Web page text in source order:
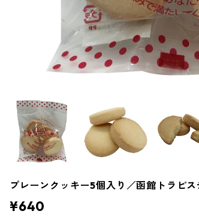
プレーンクッキー5個入り／函館トラピ
¥640